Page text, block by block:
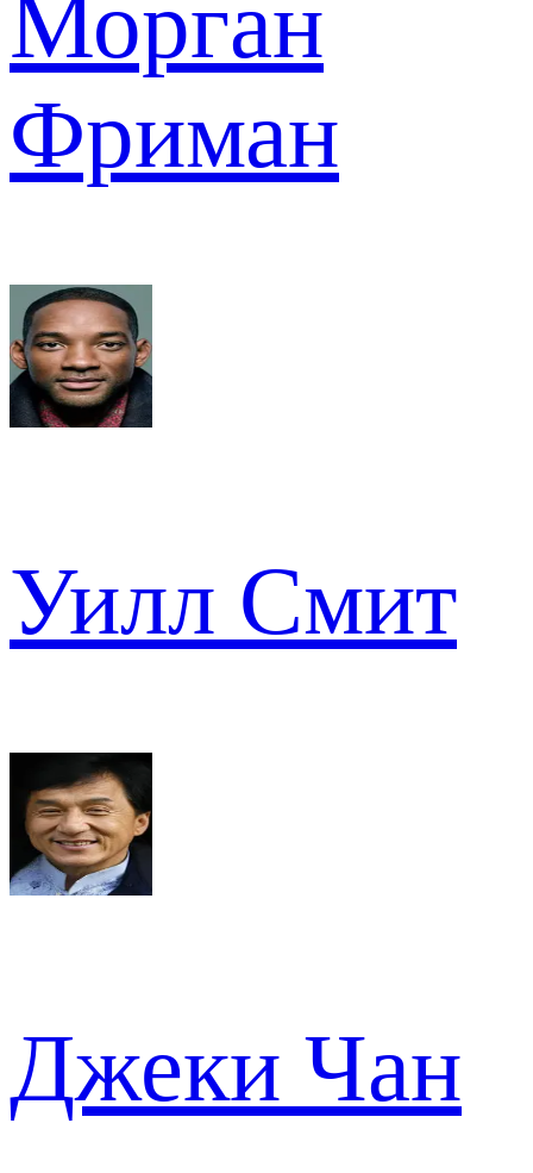
Морган
Фриман
Уилл Смит
Джеки Чан